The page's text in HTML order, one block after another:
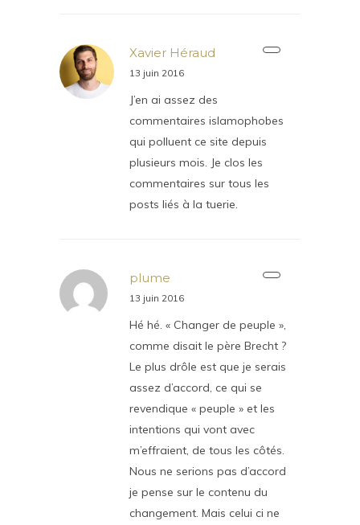
Xavier Héraud
13 juin 2016
J’en ai assez des
commentaires islamophobes
qui polluent ce site depuis
plusieurs mois. Je clos les
commentaires sur tous les
posts liés à la tuerie.
plume
13 juin 2016
Hé hé. « Changer de peuple »,
comme disait le père Brecht ?
Le plus drôle est que je serais
assez d’accord, ce qui se
revendique « peuple » et les
intentions qui vont avec
m’effraient, de tous les côtés.
Nous ne serions pas d’accord
je pense sur le contenu du
changement. Mais celui ci ne